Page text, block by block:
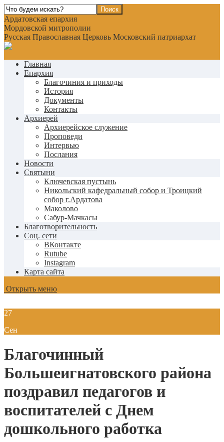
Ардатовская епархия
Мордовской митрополии
Русская Православная Церковь Московский патриархат
Главная
Епархия
Благочиния и приходы
История
Документы
Контакты
Архиерей
Архиерейское служение
Проповеди
Интервью
Послания
Новости
Святыни
Ключевская пустынь
Никольский кафедральный собор и Троицкий
собор г.Ардатова
Маколово
Сабур-Мачкасы
Благотворительность
Соц. сети
ВКонтакте
Rutube
Instagram
Карта сайта
Открыть меню
27
Сен
Благочинный
Большеигнатовского района
поздравил педагогов и
воспитателей с Днем
дошкольного работка